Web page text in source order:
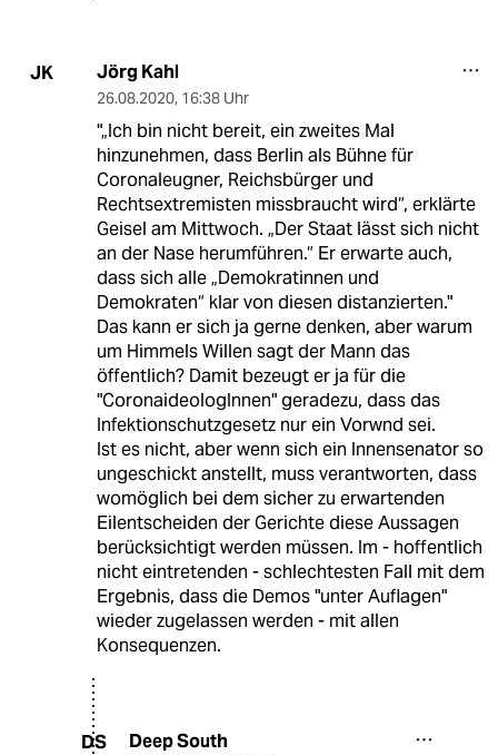
JK Jörg Kahl
26.08.2020, 16:38 Uhr
"„Ich bin nicht bereit, ein zweites Mal
hinzunehmen, dass Berlin als Bühne für
Coronaleugner, Reichsbürger und
Rechtsextremisten missbraucht wird“, erklärte
Geisel am Mittwoch. „Der Staat lässt sich nicht
an der Nase herumführen.“ Er erwarte auch,
dass sich alle „Demokratinnen und
Demokraten“ klar von diesen distanzierten."
Das kann er sich ja gerne denken, aber warum
um Himmels Willen sagt der Mann das
öffentlich? Damit bezeugt er ja für die
"CoronaideologInnen" geradezu, dass das
Infektionschutzgesetz nur ein Vorwnd sei.
Ist es nicht, aber wenn sich ein Innensenator so
ungeschickt anstellt, muss verantworten, dass
womöglich bei dem sicher zu erwartenden
Eilentscheiden der Gerichte diese Aussagen
berücksichtigt werden müssen. Im - hoffentlich
nicht eintretenden - schlechtesten Fall mit dem
Ergebnis, dass die Demos "unter Auflagen"
wieder zugelassen werden - mit allen
Konsequenzen.
DS Deep South